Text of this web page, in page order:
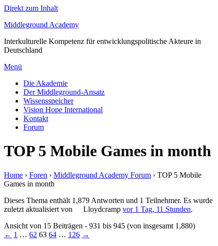
Direkt zum Inhalt
Middleground Academy
Interkulturelle Kompetenz für entwicklungspolitische Akteure in
Deutschland
Menü
Die Akademie
Der Middleground-Ansatz
Wissensspeicher
Vision Hope International
Kontakt
Forum
TOP 5 Mobile Games in month
Home › Foren › Middleground Academy Forum › TOP 5 Mobile
Games in month
Dieses Thema enthält 1,879 Antworten und 1 Teilnehmer. Es wurde
zuletzt aktualisiert von
Lloydcramp vor 1 Tag, 11 Stunden.
Ansicht von 15 Beiträgen - 931 bis 945 (von insgesamt 1,880)
← 1 … 62 63 64 … 126 →